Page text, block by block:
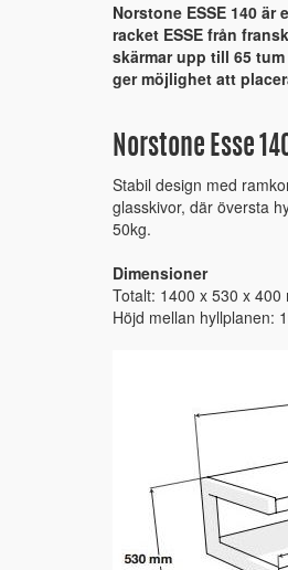
Norstone ESSE 140
racket ESSE från
skärmar upp till 65
ger möjlighet att
Norstone Esse
Stabil design med
glasskivor, där översta
50kg.
Dimensioner
Totalt: 1400 x 530 x 400
Höjd mellan hyllplanen: